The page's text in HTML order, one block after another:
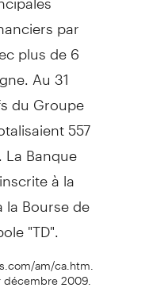
par
plus de 6
Au 31
du Groupe
557
Banque
à la
Bourse de
"TD".
am/ca.htm.
décembre 2009.